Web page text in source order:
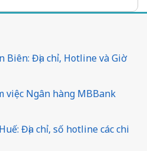
Biên: Địa chỉ, Hotline và Giờ
việc Ngân hàng MBBank
Địa chỉ, số hotline các chi